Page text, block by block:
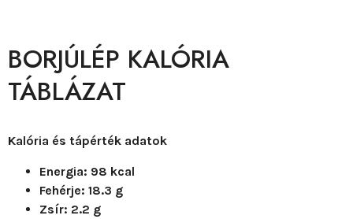
BORJÚLÉP KALÓRIA
TÁBLÁZAT
Kalória és tápérték adatok
Energia: 98 kcal
Fehérje: 18.3 g
Zsír: 2.2 g